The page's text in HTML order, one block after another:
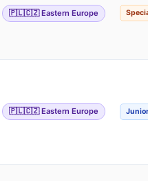
🇵🇱🇨🇿 Eastern Europe
🇵🇱🇨🇿 Eastern Europe Junior